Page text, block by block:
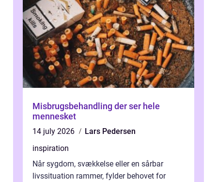
Misbrugsbehandling der ser hele
mennesket
14 july 2026
Lars Pedersen
inspiration
Når sygdom, svækkelse eller en sårbar
livssituation rammer, fylder behovet for